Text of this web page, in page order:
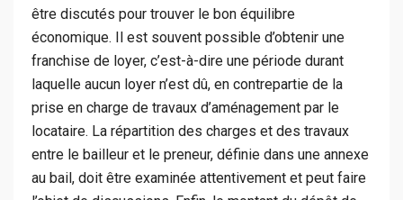
être discutés pour trouver le bon équilibre
économique. Il est souvent possible d’obtenir une
franchise de loyer, c’est-à-dire une période durant
laquelle aucun loyer n’est dû, en contrepartie de la
prise en charge de travaux d’aménagement par le
locataire. La répartition des charges et des travaux
entre le bailleur et le preneur, définie dans une annexe
au bail, doit être examinée attentivement et peut faire